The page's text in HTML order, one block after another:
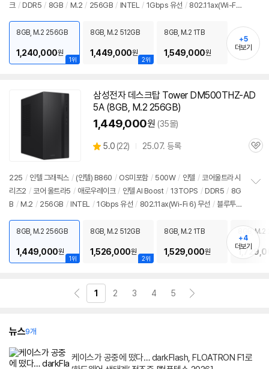
크 / DDR5 / 8GB / M.2 / 256GB / INTEL / 1Gbps 유선 / 802.11ax(Wi-Fi
5Gbps / 파워서플라이 슬림 / 5.18kg / 용도: 사무/인강용 / 출시가: 1,990,00
기
1위
8GB, M.2 256GB
1,240,000원
2위
8GB, M.2 512GB
1,449,000원
8GB, M.2 1TB
1,549,000원
+5
더보기
삼성전자 데스크탑 Tower DM500THZ-AD
5A (8GB, M.2 256GB)
1,449,000원 (35몰)
별
5.0 (상
22) 25.07. 등록
관
225 / 인텔 그래픽스 / (인텔) B860 / OS미포함 / 500W / 인텔 / 코어울트라 시
리즈2 / 코어 울트라5 / 애로우레이크 / 인텔 AI Boost / 13TOPS / DDR5 / 8G
B / M.2 / 256GB / INTEL / 1Gbps 유선 / 802.11ax(Wi-Fi 6) 무선 / 블루투
/ 미들타워 / 6.66kg 용도: 사무/인강용 / 출시가: 1,990,000원
치
기
1위
8GB, M.2 256GB
1,449,000원
2위
8GB, M.2 512GB
1,526,000원
8GB, M.2 1TB
1,529,000원
8GB, M.2
+4
더보기
1 2 3 4 5
뉴스9개
케이스가 공중에 떴다… darkFlash, FLOATRON F1로